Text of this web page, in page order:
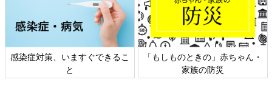
感染症対策、いますぐできるこ
と
「もしものときの」赤ちゃん・
家族の防災